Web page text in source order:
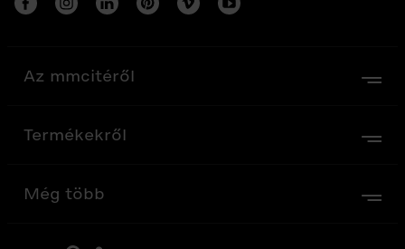
Az mmcitéről
Termékekről
Még több